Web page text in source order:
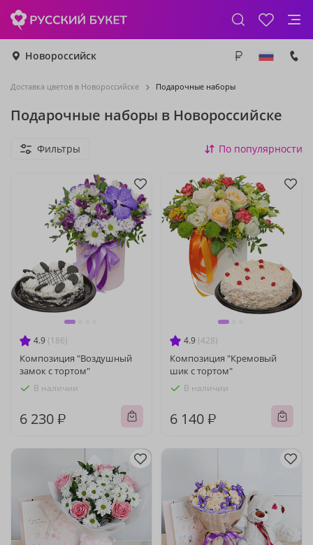
Новороссийск
Доставка цветов в Новороссийске Подарочные наборы
Подарочные наборы в Новороссийске
Фильтры По популярности
4.9 (186)
Композиция "Воздушный
замок с тортом"
В наличии
6 230 ₽
4.9 (428)
Композиция "Кремовый
шик с тортом"
В наличии
6 140 ₽